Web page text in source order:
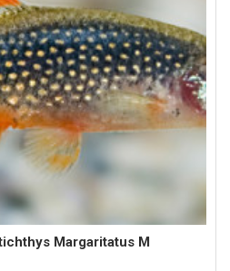
Margaritatus M